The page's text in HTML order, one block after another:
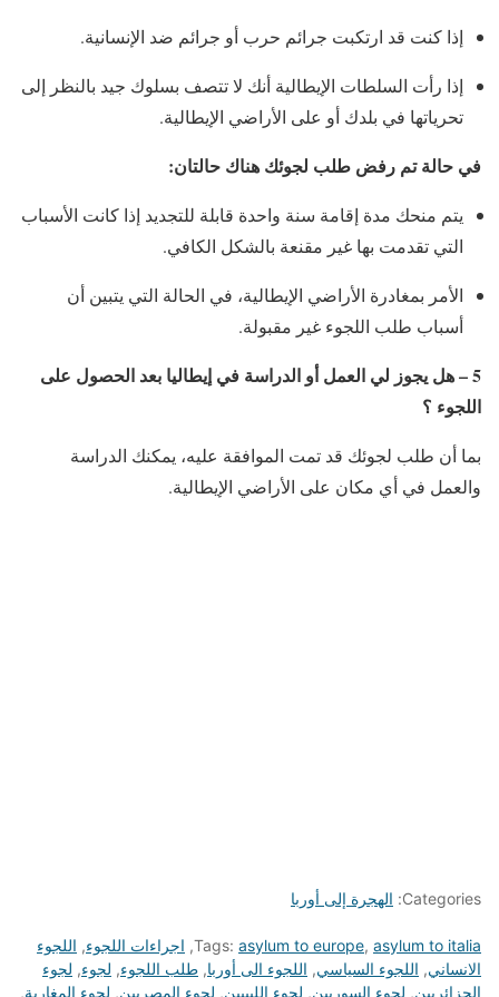
إذا كنت قد ارتكبت جرائم حرب أو جرائم ضد الإنسانية.
إذا رأت السلطات الإيطالية أنك لا تتصف بسلوك جيد بالنظر إلى
تحرياتها في بلدك أو على الأراضي الإيطالية.
في حالة تم رفض طلب لجوئك هناك حالتان:
يتم منحك مدة إقامة سنة واحدة قابلة للتجديد إذا كانت الأسباب
التي تقدمت بها غير مقنعة بالشكل الكافي.
الأمر بمغادرة الأراضي الإيطالية، في الحالة التي يتبين أن
أسباب طلب اللجوء غير مقبولة.
5 – هل يجوز لي العمل أو الدراسة في إيطاليا بعد الحصول على
اللجوء ؟
بما أن طلب لجوئك قد تمت الموافقة عليه، يمكنك الدراسة
والعمل في أي مكان على الأراضي الإيطالية.
Categories: الهجرة إلى أوربا
Tags: asylum to europe, asylum to italia
, اجراءات اللجوء, اللجوء
الانساني, اللجوء السياسي, اللجوء الى أوربا, طلب اللجوء, لجوء, لجوء
الجزائريين, لجوء السوريين, لجوء الليبيين, لجوء المصريين, لجوء المغاربة,